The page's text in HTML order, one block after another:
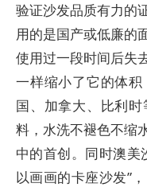
验证沙发品质有力的
用的是国产或低廉的
使用过一段时间后失
一样缩小了它的体
国、加拿大、比利
料，水洗不褪色不缩
中的首创。同时澳美
以画画的卡座沙发”